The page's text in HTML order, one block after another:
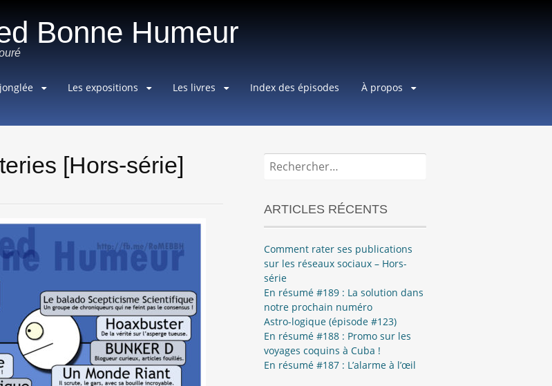
Bonne Humeur
Les expositions Les livres Index des épisodes À propos
[Hors-série] Rechercher :
ARTICLES RÉCENTS
Comment rater ses publications
sur les réseaux sociaux – Hors-
série
En résumé #189 : La solution dans
notre prochain numéro
Astro-logique (épisode #123)
En résumé #188 : Promo sur les
voyages coquins à Cuba !
En résumé #187 : L’alarme à l’œil